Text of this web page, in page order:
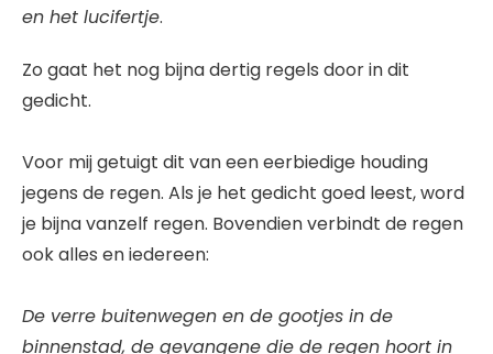
en het lucifertje.
Zo gaat het nog bijna dertig regels door in dit
gedicht.
Voor mij getuigt dit van een eerbiedige houding
jegens de regen. Als je het gedicht goed leest, word
je bijna vanzelf regen. Bovendien verbindt de regen
ook alles en iedereen:
De verre buitenwegen en de gootjes in de
binnenstad, de gevangene die de regen hoort in